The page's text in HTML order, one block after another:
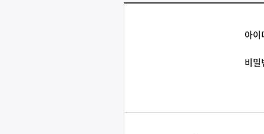
아이
비밀